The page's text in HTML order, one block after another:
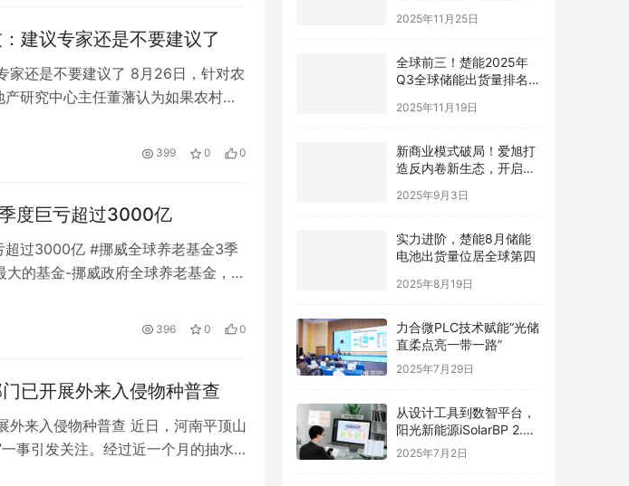
建议专家还是不要建议了
家还是不要建议了 8月26日，针对农
研究中心主任董藩认为如果农村的
长的见识，和农村的环境是完全不
399 0 0
度巨亏超过3000亿
超过3000亿 #挪威全球养老基金3季
的基金-挪威政府全球养老基金，
基金还是赢了参考基准0.14个基
396 0 0
已开展外来入侵物种普查
外来入侵物种普查 近日，河南平顶山
事引发关注。经过近一个月的抽水
2025年11月25日
全球前三！楚能2025年
Q3全球储能出货量排名再
2025年11月19日
新商业模式破局！爱旭打
造反内卷新生态，开启光
2025年9月3日
实力进阶，楚能8月储能
电池出货量位居全球第四
2025年8月19日
力合微PLC技术赋能“光储
直柔点亮一带一路”
2025年7月29日
从设计工具到数智平台，
阳光新能源iSolarBP 2.0
重塑分布式电站设计范
2025年7月2日